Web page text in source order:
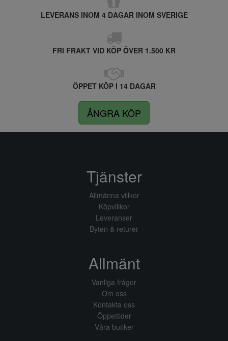
LEVERANS INOM 4 DAGAR INOM SVERIGE
FRI FRAKT VID KÖP ÖVER 1.500 KR
ÖPPET KÖP I 14 DAGAR
ÅNGRA KÖP
Tjänster
Allmänna villkor
Köpvillkor
Leveranser
Byten & returer
Allmänt
Vanliga frågor
Om oss
Kontakta oss
Öppettider
Våra butiker